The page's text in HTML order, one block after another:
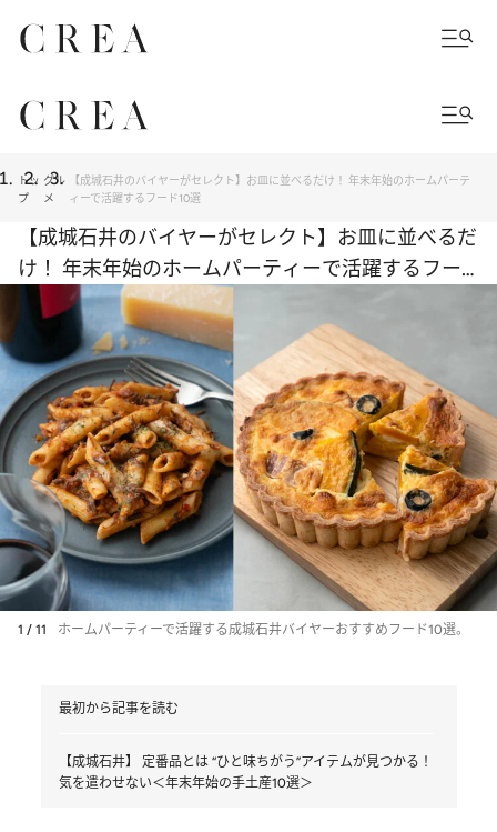
トッ
プ
グル
メ
【成城石井のバイヤーがセレクト】お皿に並べるだけ！ 年末年始のホームパーテ
ィーで活躍するフード10選
【成城石井のバイヤーがセレクト】お皿に並べるだ
け！ 年末年始のホームパーティーで活躍するフー
ド10選
1 / 11 ホームパーティーで活躍する成城石井バイヤーおすすめフード10選。
最初から記事を読む
【成城石井】 定番品とは “ひと味ちがう”アイテムが見つかる！
気を遣わせない＜年末年始の手土産10選＞